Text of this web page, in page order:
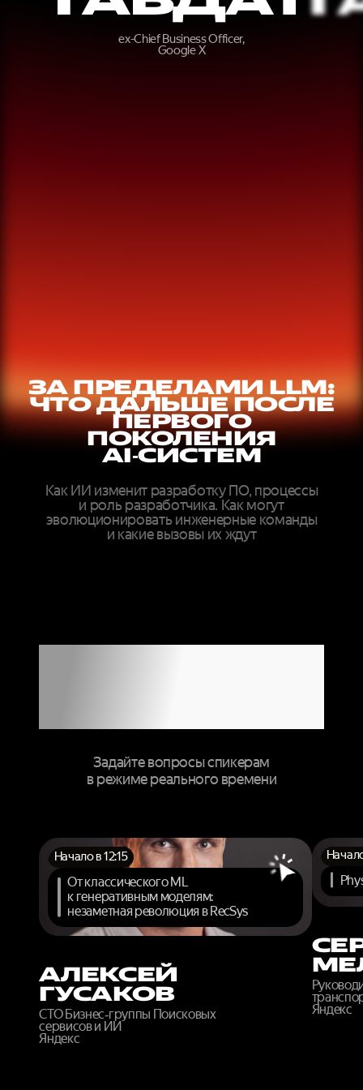
ex-Chief Business Officer,
Google X
ЗА ПРЕДЕЛАМИ LLM:
ЧТО ДАЛЬШЕ ПОСЛЕ
ПЕРВОГО
ПОКОЛЕНИЯ
AI‑СИСТЕМ
Как ИИ изменит разработку ПО, процессы
и роль разработчика. Как могут
эволюционировать инженерные команды
и какие вызовы их ждут
Задайте вопросы спикерам
в режиме реального времени
Начало в 12:15
От классического ML
к генеративным моделям:
незаметная революция в RecSys
АЛЕКСЕЙ
ГУСАКОВ
CTO Бизнес‑группы Поисковых
сервисов и ИИ
Яндекс
Яндекс